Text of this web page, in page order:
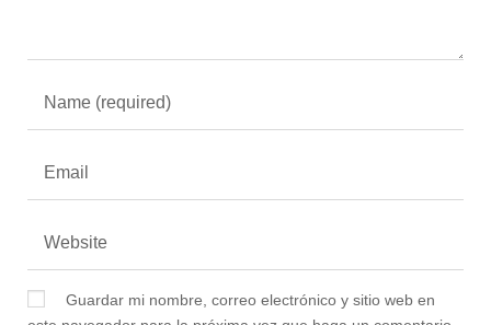
Guardar mi nombre, correo electrónico y sitio web en